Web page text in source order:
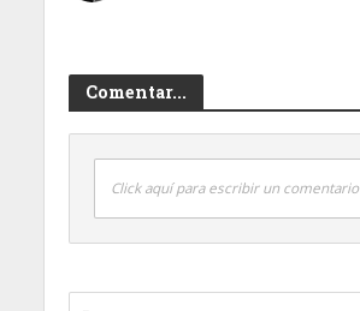
Comentar...
Click aquí para escribir un comentario